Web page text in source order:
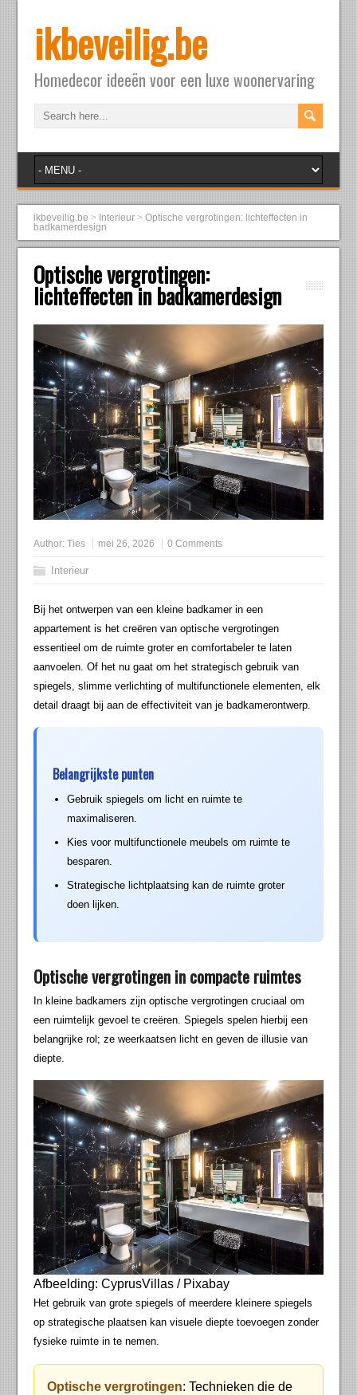
ikbeveilig.be
Homedecor ideeën voor een luxe woonervaring
ikbeveilig.be > Interieur >Optische vergrotingen: lichteffecten in
badkamerdesign
Optische vergrotingen:
lichteffecten in badkamerdesign
Author:Ties mei 26, 2026 0 Comments
Interieur
Bij het ontwerpen van een kleine badkamer in een
appartement is het creëren van optische vergrotingen
essentieel om de ruimte groter en comfortabeler te laten
aanvoelen. Of het nu gaat om het strategisch gebruik van
spiegels, slimme verlichting of multifunctionele elementen, elk
detail draagt bij aan de effectiviteit van je badkamerontwerp.
Belangrijkste punten
Gebruik spiegels om licht en ruimte te
maximaliseren.
Kies voor multifunctionele meubels om ruimte te
besparen.
Strategische lichtplaatsing kan de ruimte groter
doen lijken.
Optische vergrotingen in compacte ruimtes
In kleine badkamers zijn optische vergrotingen cruciaal om
een ruimtelijk gevoel te creëren. Spiegels spelen hierbij een
belangrijke rol; ze weerkaatsen licht en geven de illusie van
diepte.
Afbeelding: CyprusVillas / Pixabay
Het gebruik van grote spiegels of meerdere kleinere spiegels
op strategische plaatsen kan visuele diepte toevoegen zonder
fysieke ruimte in te nemen.
Optische vergrotingen: Technieken die de